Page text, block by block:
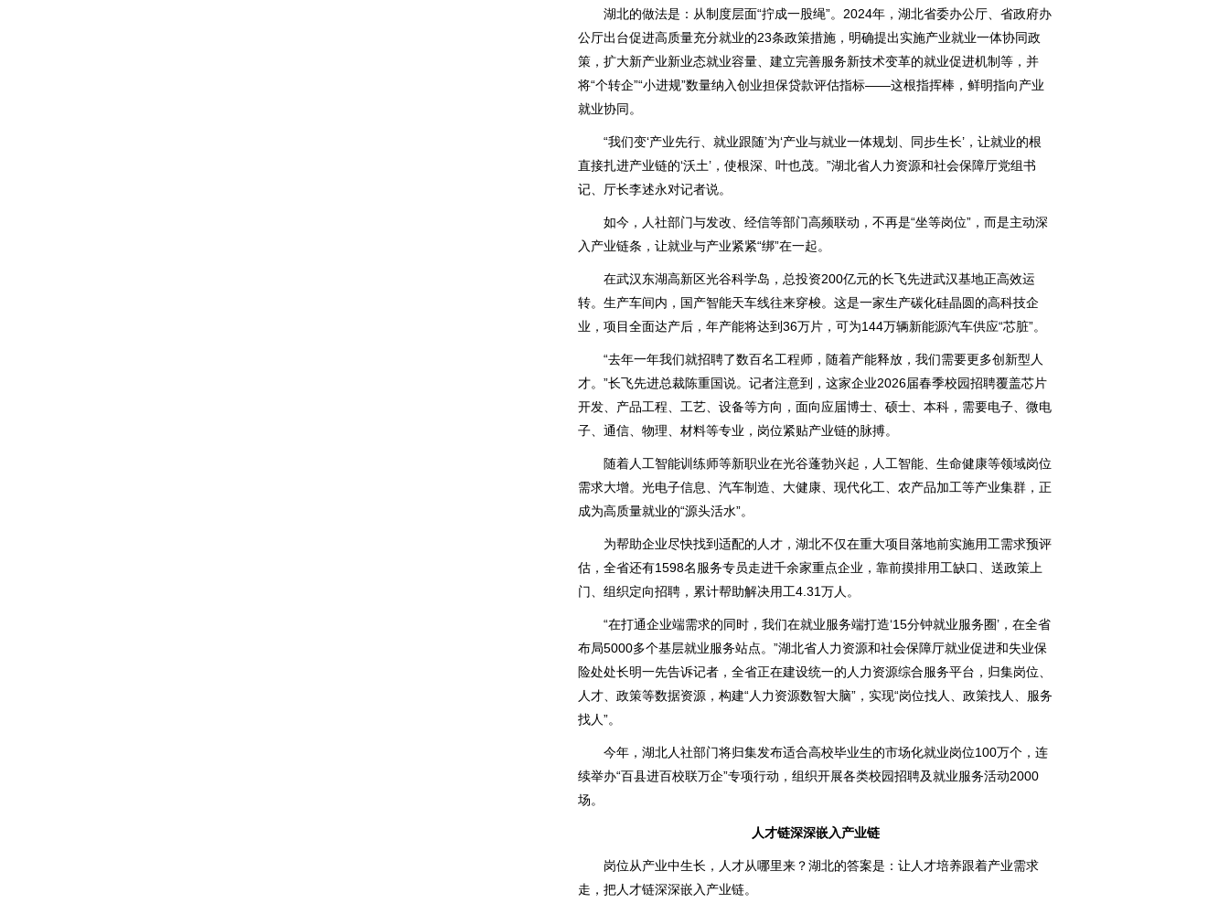
湖北的做法是：从制度层面“拧成一股绳”。2024年，湖北省委办公厅、省政府办
公厅出台促进高质量充分就业的23条政策措施，明确提出实施产业就业一体协同政
策，扩大新产业新业态就业容量、建立完善服务新技术变革的就业促进机制等，并
将“个转企”“小进规”数量纳入创业担保贷款评估指标——这根指挥棒，鲜明指向产业
就业协同。
“我们变‘产业先行、就业跟随’为‘产业与就业一体规划、同步生长’，让就业的根
直接扎进产业链的‘沃土’，使根深、叶也茂。”湖北省人力资源和社会保障厅党组书
记、厅长李述永对记者说。
如今，人社部门与发改、经信等部门高频联动，不再是“坐等岗位”，而是主动深
入产业链条，让就业与产业紧紧“绑”在一起。
在武汉东湖高新区光谷科学岛，总投资200亿元的长飞先进武汉基地正高效运
转。生产车间内，国产智能天车线往来穿梭。这是一家生产碳化硅晶圆的高科技企
业，项目全面达产后，年产能将达到36万片，可为144万辆新能源汽车供应“芯脏”。
“去年一年我们就招聘了数百名工程师，随着产能释放，我们需要更多创新型人
才。”长飞先进总裁陈重国说。记者注意到，这家企业2026届春季校园招聘覆盖芯片
开发、产品工程、工艺、设备等方向，面向应届博士、硕士、本科，需要电子、微电
子、通信、物理、材料等专业，岗位紧贴产业链的脉搏。
随着人工智能训练师等新职业在光谷蓬勃兴起，人工智能、生命健康等领域岗位
需求大增。光电子信息、汽车制造、大健康、现代化工、农产品加工等产业集群，正
成为高质量就业的“源头活水”。
为帮助企业尽快找到适配的人才，湖北不仅在重大项目落地前实施用工需求预评
估，全省还有1598名服务专员走进千余家重点企业，靠前摸排用工缺口、送政策上
门、组织定向招聘，累计帮助解决用工4.31万人。
“在打通企业端需求的同时，我们在就业服务端打造‘15分钟就业服务圈’，在全省
布局5000多个基层就业服务站点。”湖北省人力资源和社会保障厅就业促进和失业保
险处处长明一先告诉记者，全省正在建设统一的人力资源综合服务平台，归集岗位、
人才、政策等数据资源，构建“人力资源数智大脑”，实现“岗位找人、政策找人、服务
找人”。
今年，湖北人社部门将归集发布适合高校毕业生的市场化就业岗位100万个，连
续举办“百县进百校联万企”专项行动，组织开展各类校园招聘及就业服务活动2000
场。
人才链深深嵌入产业链
岗位从产业中生长，人才从哪里来？湖北的答案是：让人才培养跟着产业需求
走，把人才链深深嵌入产业链。